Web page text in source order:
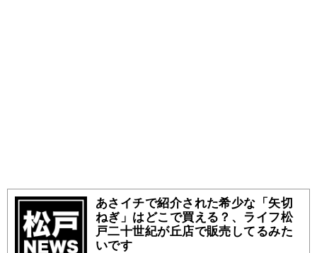
あさイチで紹介された希少な「矢切
ねぎ」はどこで買える？、ライフ松
戸二十世紀が丘店で販売してるみた
いです